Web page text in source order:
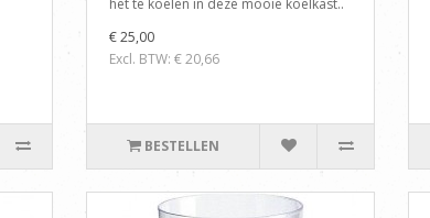
het te koelen in deze mooie koelkast..
€ 25,00
Excl. BTW: € 20,66
BESTELLEN